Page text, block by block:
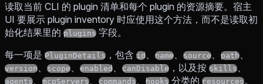
读取当前 CLI 的 plugin 清单和每个 plugin 的资源摘要。宿主
UI 要展示 plugin inventory 时应使用这个方法，而不是读取初
始化结果里的 plugins 字段。
每一项是 PluginDetails ，包含 id、 name、 source、 path、
version、 scope、 enabled、 canDisable ，以及按 skills、
agents、 mcpServers、 commands、 hooks 分类的 resources。